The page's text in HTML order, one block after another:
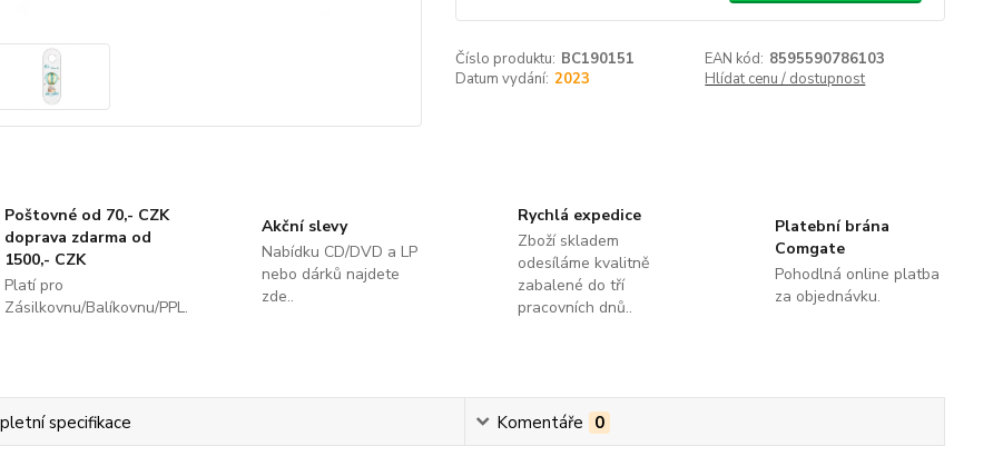
Číslo produktu: BC190151 EAN kód: 8595590786103
Datum vydání: 2023 Hlídat cenu / dostupnost
Poštovné od 70,- CZK
doprava zdarma od
1500,- CZK
Platí pro
Zásilkovnu/Balíkovnu/PPL.
Akční slevy
Nabídku CD/DVD a LP
nebo dárků najdete
zde..
Rychlá expedice
Zboží skladem
odesíláme kvalitně
zabalené do tří
pracovních dnů..
Platební brána
Comgate
Pohodlná online platba
za objednávku.
specifikace Komentáře 0